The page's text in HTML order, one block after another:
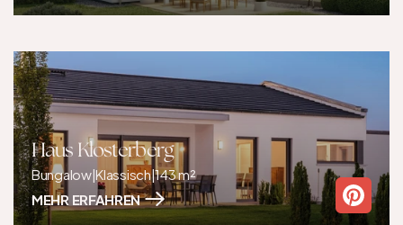
Haus Klosterberg
Bungalow|Klassisch|143 m²
MEHR ERFAHREN